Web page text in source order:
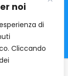
noi
di
Cliccando
– Ponte San